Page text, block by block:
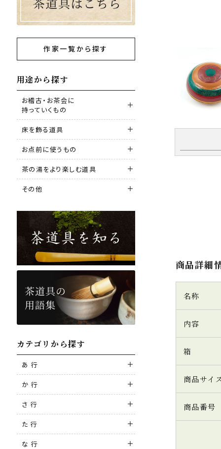
作家一覧から探す
用途から探す
お稽古・お茶会に
持っていくもの
床を飾る道具
お点前に使うもの
茶の湯をより楽しむ道具
その他
カテゴリから探す
あ 行
か 行
さ 行
た 行
な 行
商品詳細
名称
内容
箱
商品サイ
商品番号